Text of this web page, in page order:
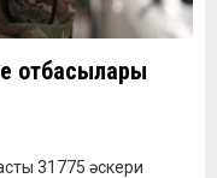
отбасылары
31775 әскери